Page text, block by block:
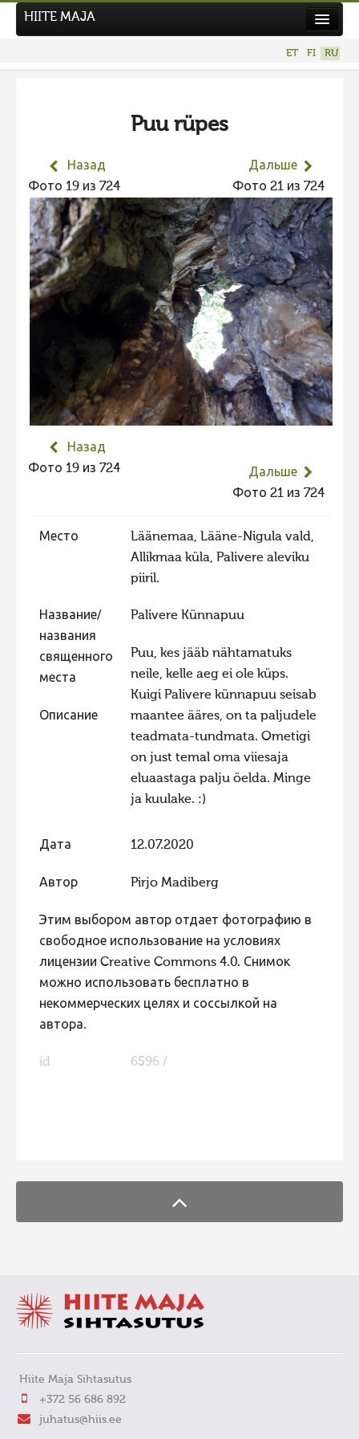
Hiite kuvavõistlus 2026
Фотоконкурс 2025
Не учитываются 2025
Видео 2025
Фотоконкурс 2024
Не учитываются 2024
Фотоконкурс 2023
Не учитываются 2023
Видео 2023
Не учитываются 2022
Фотоконкурс 2020
Фотоконкурс 2018
Фотоконкурс 2017
Фотоконкурс 2016
Фотоконкурс 2015
Фотоконкурс 2013
Фотоконкурс 2010
Фотоконкурс 2008
HIITE MAJA
ET FI RU
Puu rüpes
Назад
Фото 19 из 724
Дальше
Фото 21 из 724
Назад
Фото 19 из 724
Дальше
Фото 21 из 724
Место
Läänemaa, Lääne-Nigula vald,
Allikmaa küla, Palivere aleviku
piiril.
Название/
названия
священного
места
Palivere Künnapuu
Описание
Puu, kes jääb nähtamatuks
neile, kelle aeg ei ole küps.
Kuigi Palivere künnapuu seisab
maantee ääres, on ta paljudele
teadmata-tundmata. Ometigi
on just temal oma viiesaja
eluaastaga palju öelda. Minge
ja kuulake. :)
Дата 12.07.2020
Автор Pirjo Madiberg
Этим выбором автор отдает фотографию в
свободное использование на условиях
лицензии Creative Commons 4.0. Снимок
можно использовать бесплатно в
некоммерческих целях и соссылкой на
автора.
id 6596 /
Hiite Maja Sihtasutus
+372 56 686 892
juhatus@hiis.ee